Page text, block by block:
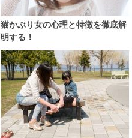
猫かぶり女の心理と特徴を徹底解
明する！